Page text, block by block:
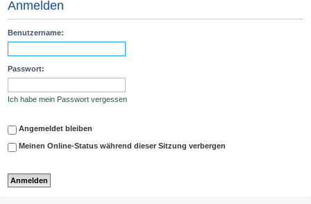
Anmelden
Benutzername:
Passwort:
Ich habe mein Passwort vergessen
Angemeldet bleiben
Meinen Online-Status während dieser Sitzung verbergen